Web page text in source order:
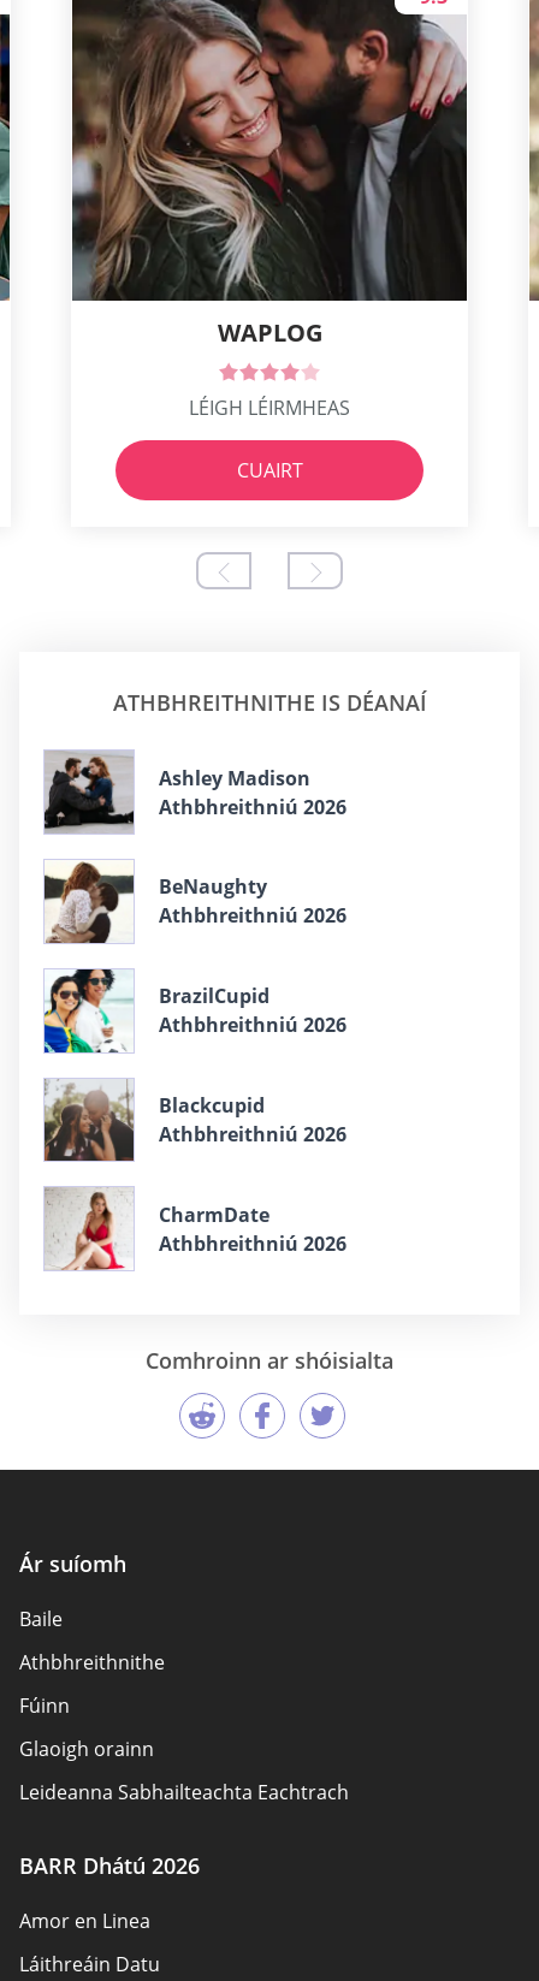
WAPLOG
LÉIGH LÉIRMHEAS
CUAIRT
ATHBHREITHNITHE IS DÉANAÍ
Ashley Madison
Athbhreithniú 2026
BeNaughty
Athbhreithniú 2026
BrazilCupid
Athbhreithniú 2026
Blackcupid
Athbhreithniú 2026
CharmDate
Athbhreithniú 2026
Comhroinn ar shóisialta
Ár suíomh
Baile
Athbhreithnithe
Fúinn
Glaoigh orainn
Leideanna Sabhailteachta Eachtrach
Beartas Príobháideachais
Freagracht
Nochtadh Affiliate
BARR Dhátú 2026
Amor en Linea
Láithreáin Datu